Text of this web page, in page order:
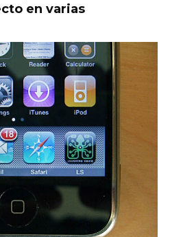
en varias